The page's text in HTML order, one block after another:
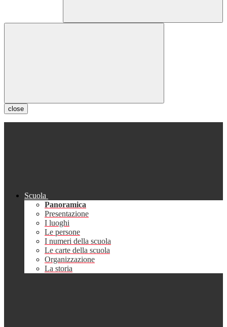
close
Scuola
Panoramica
Presentazione
I luoghi
Le persone
I numeri della scuola
Le carte della scuola
Organizzazione
La storia